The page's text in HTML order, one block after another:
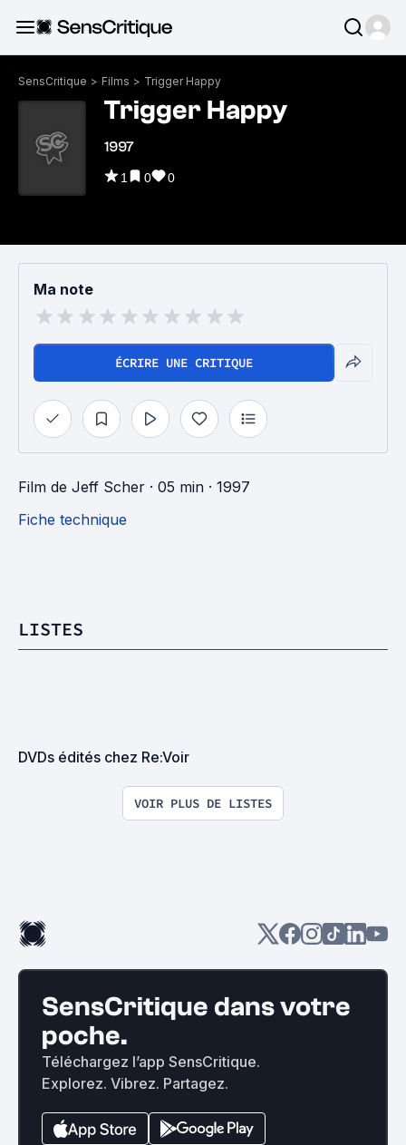
SensCritique > Films > Trigger Happy
Trigger Happy
1997
1 0 0
Ma note
ÉCRIRE UNE CRITIQUE
Film de Jeff Scher · 05 min · 1997
Fiche technique
LISTES
DVDs édités chez Re:Voir
VOIR PLUS DE LISTES
SensCritique dans votre
poche.
Téléchargez l’app SensCritique.
Explorez. Vibrez. Partagez.